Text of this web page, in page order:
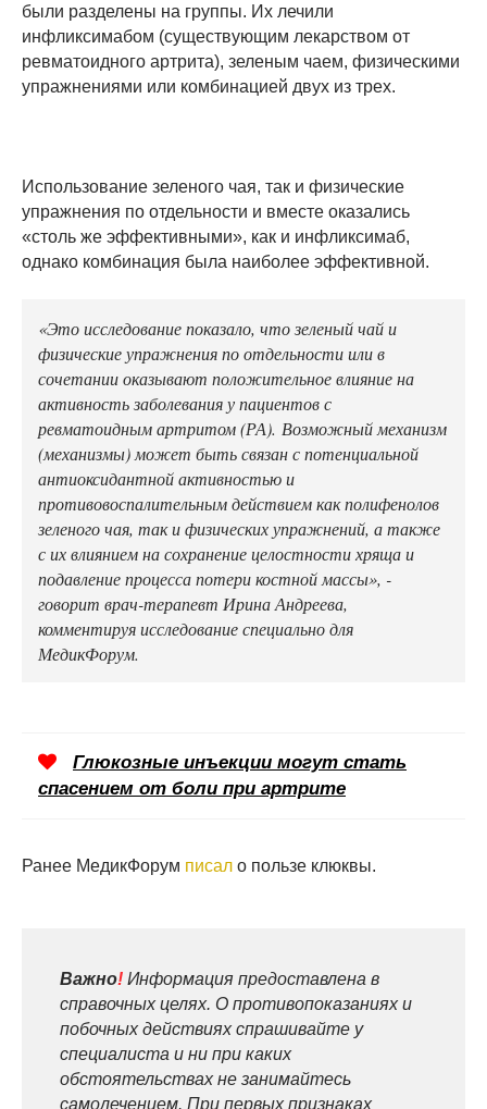
были разделены на группы. Их лечили
инфликсимабом (существующим лекарством от
ревматоидного артрита), зеленым чаем, физическими
упражнениями или комбинацией двух из трех.
Использование зеленого чая, так и физические
упражнения по отдельности и вместе оказались
«столь же эффективными», как и инфликсимаб,
однако комбинация была наиболее эффективной.
«Это исследование показало, что зеленый чай и
физические упражнения по отдельности или в
сочетании оказывают положительное влияние на
активность заболевания у пациентов с
ревматоидным артритом (РА). Возможный механизм
(механизмы) может быть связан с потенциальной
антиоксидантной активностью и
противовоспалительным действием как полифенолов
зеленого чая, так и физических упражнений, а также
с их влиянием на сохранение целостности хряща и
подавление процесса потери костной массы», -
говорит врач-терапевт Ирина Андреева,
комментируя исследование специально для
МедикФорум.
Глюкозные инъекции могут стать
спасением от боли при артрите
Ранее МедикФорум писал о пользе клюквы.
Важно! Информация предоставлена в
справочных целях. О противопоказаниях и
побочных действиях спрашивайте у
специалиста и ни при каких
обстоятельствах не занимайтесь
самолечением. При первых признаках